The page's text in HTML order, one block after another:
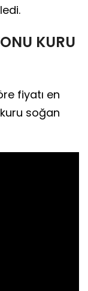
KURU
fiyatı en
soğan